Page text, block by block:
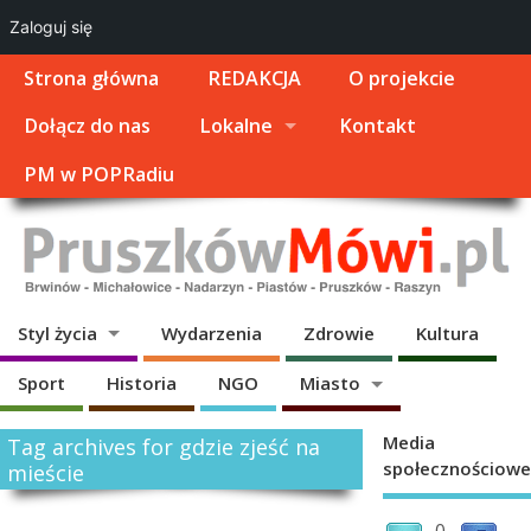
Strona główna REDAKCJA
O projekcie
Dołącz do nas
Lokalne
Kontakt
PM w POPRadiu
Styl życia Wydarzenia Zdrowie Kultura
Sport Historia NGO Miasto
Tag archives for gdzie zjeść na
mieście
Media
społecznościowe
Zaloguj się